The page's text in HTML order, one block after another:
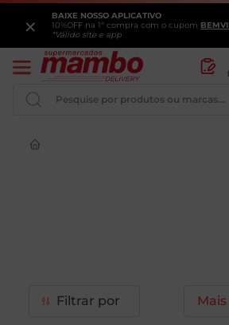
BAIXE NOSSO APLICATIVO
10%OFF na 1ª compra com o cupom
*Válido site e app
×
Pesquise por produtos ou marcas...
Filtrar